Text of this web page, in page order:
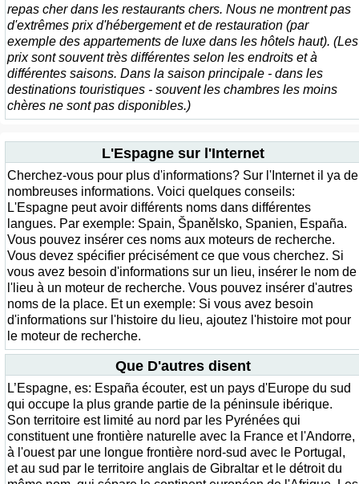
repas cher dans les restaurants chers. Nous ne montrent pas
d'extrêmes prix d'hébergement et de restauration (par
exemple des appartements de luxe dans les hôtels haut). (Les
prix sont souvent très différentes selon les endroits et à
différentes saisons. Dans la saison principale - dans les
destinations touristiques - souvent les chambres les moins
chères ne sont pas disponibles.)
L'Espagne sur l'Internet
Cherchez-vous pour plus d'informations? Sur l'Internet il ya de
nombreuses informations. Voici quelques conseils:
L'Espagne peut avoir différents noms dans différentes
langues. Par exemple: Spain, Španělsko, Spanien, España.
Vous pouvez insérer ces noms aux moteurs de recherche.
Vous devez spécifier précisément ce que vous cherchez. Si
vous avez besoin d'informations sur un lieu, insérer le nom de
l'lieu à un moteur de recherche. Vous pouvez insérer d'autres
noms de la place. Et un exemple: Si vous avez besoin
d'informations sur l'histoire du lieu, ajoutez l'histoire mot pour
le moteur de recherche.
Que D'autres disent
L’Espagne, es: España écouter, est un pays d'Europe du sud
qui occupe la plus grande partie de la péninsule ibérique.
Son territoire est limité au nord par les Pyrénées qui
constituent une frontière naturelle avec la France et l'Andorre,
à l'ouest par une longue frontière nord-sud avec le Portugal,
et au sud par le territoire anglais de Gibraltar et le détroit du